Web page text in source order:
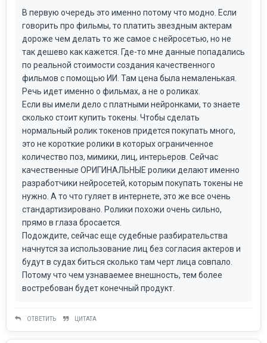
В первую очередь это именно потому что модно. Если
говорить про фильмы, то платить звездным актерам
дороже чем делать то же самое с нейросетью, но не
так дешево как кажется. Где-то мне данные попадались
по реальной стоимости создания качественного
фильмов с помощью ИИ. Там цена была немаленькая.
Речь идет именно о фильмах, а не о роликах.
Если вы имели дело с платными нейронками, то знаете
сколько стоит купить токены. Чтобы сделать
нормальный ролик токенов придется покупать много,
это не короткие ролики в которых ограниченное
количество поз, мимики, лиц, интерьеров. Сейчас
качественные ОРИГИНАЛЬНЫЕ ролики делают именно
разработчики нейросетей, которым покупать токены не
нужно. А то что гуляет в интернете, это же все очень
стандартизировано. Ролики похожи очень сильно,
прямо в глаза бросается.
Подождите, сейчас еще судебные разбирательства
начнутся за использование лиц без согласия актеров и
будут в судах биться сколько там черт лица совпало.
Потому что чем узнаваемее внешность, тем более
востребован будет конечный продукт.
ОТВЕТИТЬ ЦИТАТА